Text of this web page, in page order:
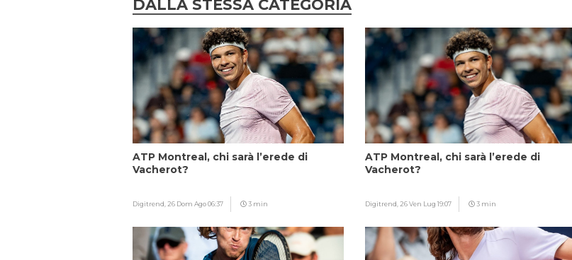
DALLA STESSA CATEGORIA
ATP Montreal, chi sarà l’erede di
Vacherot?
Digitrend, 26 Dom Ago 06:37 3 min
ATP Montreal, chi sarà l’erede di
Vacherot?
Digitrend, 26 Ven Lug 19:07 3 min